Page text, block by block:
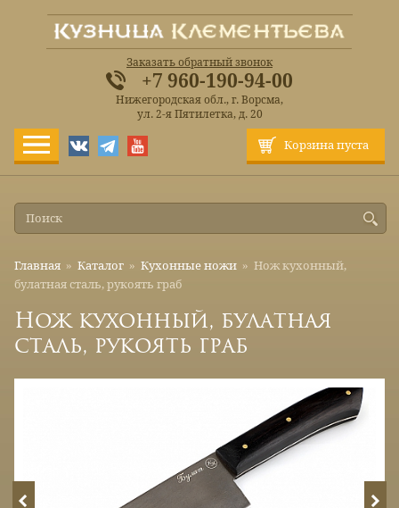
Корзина пуста
Заказать обратный звонок
+7 960-190-94-00
Нижегородская обл., г. Ворсма,
ул. 2-я Пятилетка, д. 20
Главная » Каталог » Кухонные ножи » Нож кухонный,
булатная сталь, рукоять граб
Нож кухонный, булатная
сталь, рукоять граб